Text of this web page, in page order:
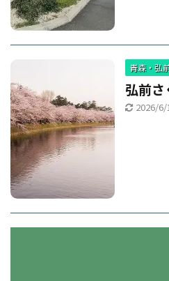
青森・弘
弘前さ
2026/6/